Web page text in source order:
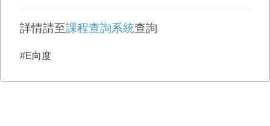
詳情請至課程查詢系統查詢
#E向度